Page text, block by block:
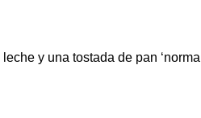
y una tostada de pan